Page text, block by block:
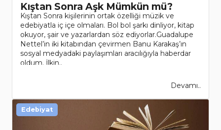
Kıştan Sonra Aşk Mümkün mü?
Kıştan Sonra kişilerinin ortak özelliği müzik ve
edebiyatla iç içe olmaları. Bol bol şarkı dinliyor, kitap
okuyor, şair ve yazarlardan söz ediyorlar.Guadalupe
Nettel’in iki kitabından çevirmen Banu Karakaş’ın
sosyal medyadaki paylaşımları aracılığıyla haberdar
oldum. İlkin..
Devamı..
Edebiyat